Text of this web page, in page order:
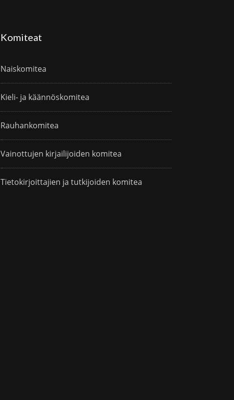
Komiteat
Naiskomitea
Kieli- ja käännöskomitea
Rauhankomitea
Vainottujen kirjailijoiden komitea
Tietokirjoittajien ja tutkijoiden komitea